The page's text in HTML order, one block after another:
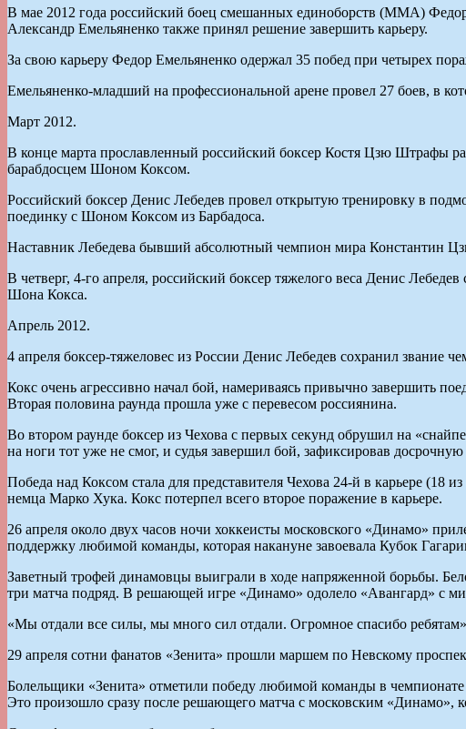
В мае 2012 года российский боец смешанных единоборств (MMA)
Александр Емельяненко также принял решение завершить карьеру.
За свою карьеру Федор Емельяненко одержал 35 побед при четырех
Емельяненко-младший на профессиональной арене провел 27 боев, в
Март 2012.
В конце марта прославленный российский боксер Костя Цзю Штрафы
барабдосцем Шоном Коксом.
Российский боксер Денис Лебедев провел открытую тренировку в
поединку с Шоном Коксом из Барбадоса.
Наставник Лебедева бывший абсолютный чемпион мира Константин
В четверг, 4-го апреля, российский боксер тяжелого веса Денис
Шона Кокса.
Апрель 2012.
4 апреля боксер-тяжеловес из России Денис Лебедев сохранил
Кокс очень агрессивно начал бой, намериваясь привычно завершить
Вторая половина раунда прошла уже с перевесом россиянина.
Во втором раунде боксер из Чехова с первых секунд обрушил на
на ноги тот уже не смог, и судья завершил бой, зафиксировав
Победа над Коксом стала для представителя Чехова 24-й в карьере
немца Марко Хука. Кокс потерпел всего второе поражение в карьере.
26 апреля около двух часов ночи хоккеисты московского «Динамо»
поддержку любимой команды, которая накануне завоевала Кубок
Заветный трофей динамовцы выиграли в ходе напряженной борьбы.
три матча подряд. В решающей игре «Динамо» одолело «Авангард» с
«Мы отдали все силы, мы много сил отдали. Огромное спасибо
29 апреля сотни фанатов «Зенита» прошли маршем по Невскому
Болельщики «Зенита» отметили победу любимой команды в
Это произошло сразу после решающего матча с московским «Динамо»,